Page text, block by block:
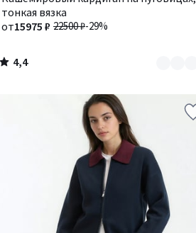
тонкая вязка
22500 ₽-29%
от15975 ₽
2
4,4
/